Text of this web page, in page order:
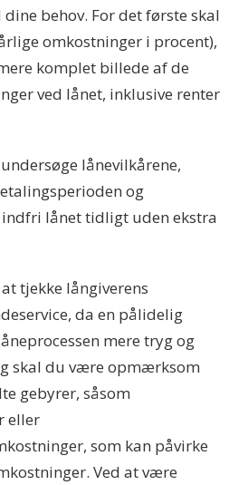
behov. For det første skal
omkostninger i procent),
komplet billede af de
ved lånet, inklusive renter
lånevilkårene,
og
lånet tidligt uden ekstra
tjekke långiverens
da en pålidelig
mere tryg og
skal du være opmærksom
gebyrer, såsom
eller
som kan påvirke
Ved at være